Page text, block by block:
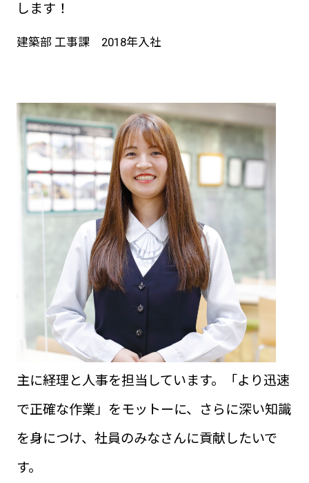
します！
建築部 工事課 2018年入社
主に経理と人事を担当しています。「より迅速
で正確な作業」をモットーに、さらに深い知識
を身につけ、社員のみなさんに貢献したいで
す。